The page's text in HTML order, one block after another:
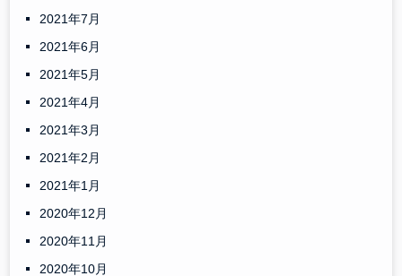
2021年7月
2021年6月
2021年5月
2021年4月
2021年3月
2021年2月
2021年1月
2020年12月
2020年11月
2020年10月